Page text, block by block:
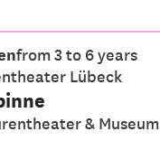
from 3 to 6 years
Lübeck
& Museum